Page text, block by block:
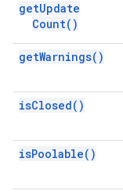
getUpdate
Count( )
getWarnings( )
isClosed( )
isPoolable( )